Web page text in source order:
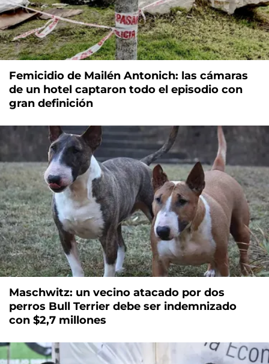
Femicidio de Mailén Antonich: las cámaras
de un hotel captaron todo el episodio con
gran definición
Maschwitz: un vecino atacado por dos
perros Bull Terrier debe ser indemnizado
con $2,7 millones